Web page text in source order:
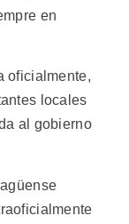
en
oficialmente,
locales
al gobierno